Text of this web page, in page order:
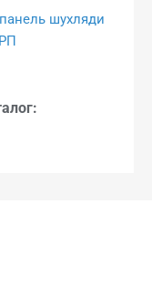
шухляди